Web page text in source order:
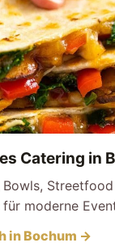
Catering in
Bowls,
moderne
in Bochum →